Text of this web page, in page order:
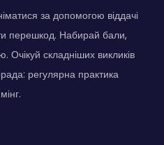
за допомогою віддачі
перешкод. Набирай бали,
Очікуй складніших викликів
регулярна практика